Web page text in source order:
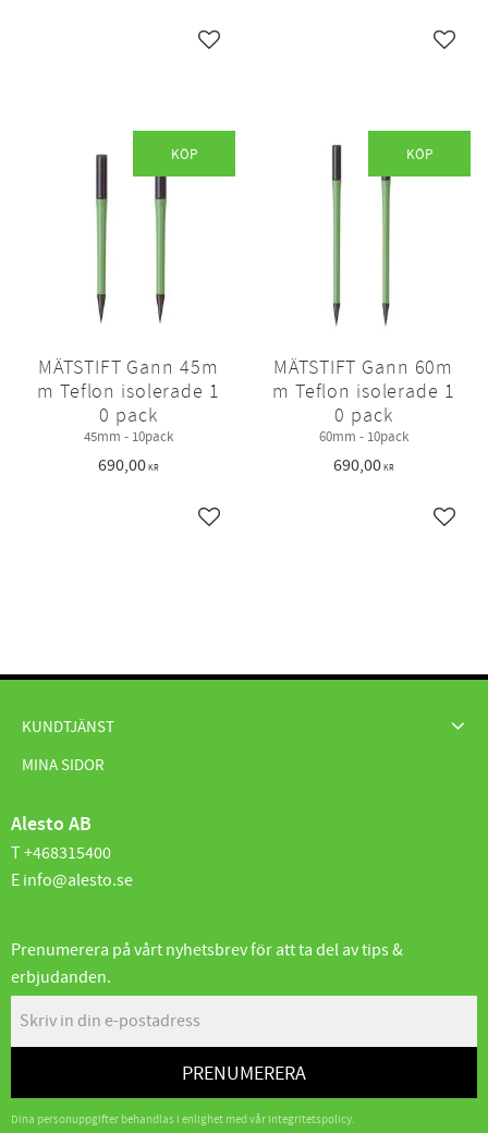
Lägg till i favoriter Lägg
MÄTSTIFT Gann 45m
m Teflon isolerade 1
0 pack
45mm - 10pack
690,00KR
Lägg till i favoriter
KÖP
MÄTSTIFT Gann 60m
m Teflon isolerade 1
0 pack
60mm - 10pack
690,00KR
Lägg
KÖP
KUNDTJÄNST
MINA SIDOR
Alesto AB
T +468315400
E info@alesto.se
Prenumerera på vårt nyhetsbrev för att ta del av tips &
erbjudanden.
PRENUMERERA
Dina personuppgifter behandlas i enlighet med vår integritetspolicy.